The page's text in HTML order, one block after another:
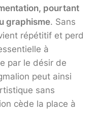
pourtant
graphisme. Sans
répétitif et perd
à
par le désir de
peut ainsi
sans
cède la place à